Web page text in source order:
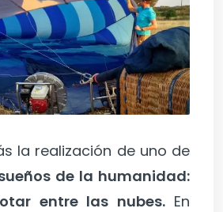
la realización de uno de
de la humanidad:
entre las nubes.En